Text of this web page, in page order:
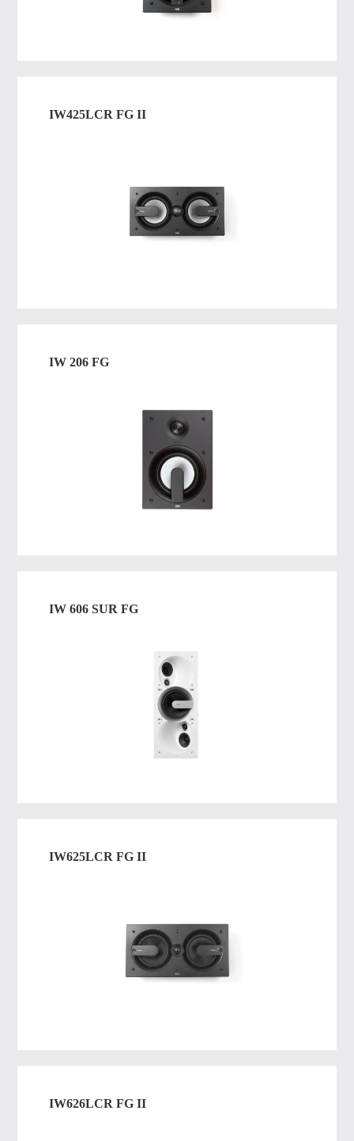
IW425LCR FG II
IW 206 FG
IW 606 SUR FG
IW625LCR FG II
IW626LCR FG II